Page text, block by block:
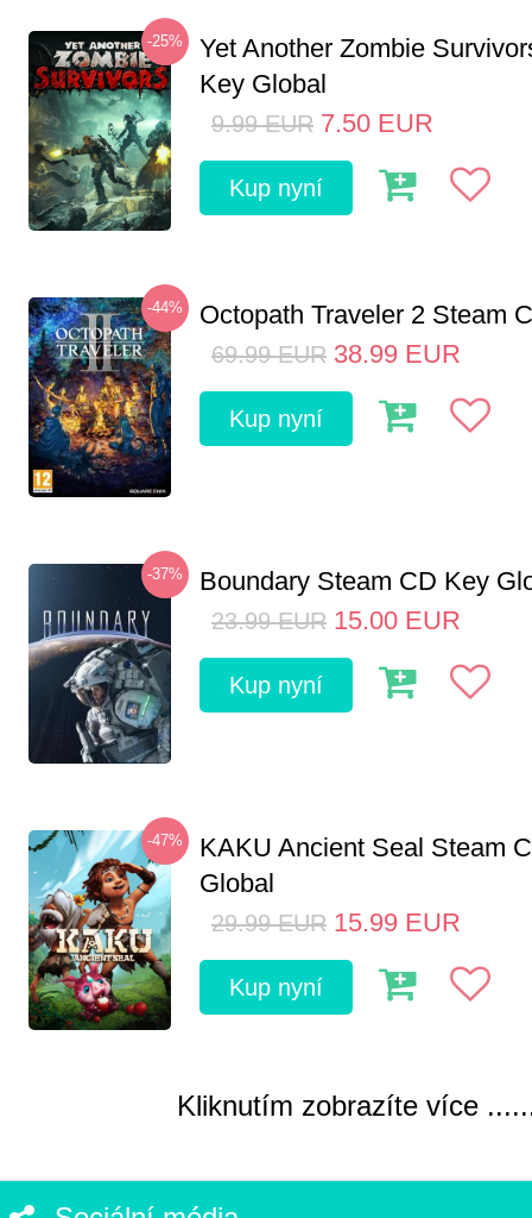
-25%
Yet Another Zombie
Key Global
9.99 EUR 7.50 EUR
Kup nyní
-44% Octopath Traveler 2 Steam
69.99 EUR 38.99 EUR
Kup nyní
-37% Boundary Steam CD Key
23.99 EUR 15.00 EUR
Kup nyní
-47%
KAKU Ancient Seal Steam
Global
29.99 EUR 15.99 EUR
Kup nyní
Kliknutím zobrazíte více